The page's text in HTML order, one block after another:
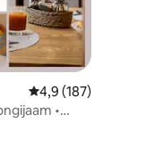
Keskmine hinnang
4,9 (187)
•